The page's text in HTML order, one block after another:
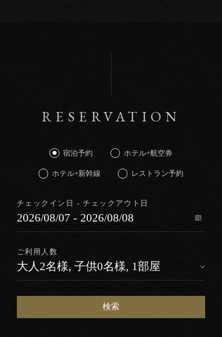
RESERVATION
宿泊予約 ホテル+航空券
ホテル+新幹線 レストラン予約
チェックイン日 - チェックアウト日
ご利用人数
検索